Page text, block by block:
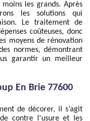
les grands. Après
les solutions qui
Le traitement de
coûteuses, donc
moyens de rénovation
normes, démontrant
garantir un meilleur
En Brie 77600
de décorer, il s’agit
contre l'usure et les